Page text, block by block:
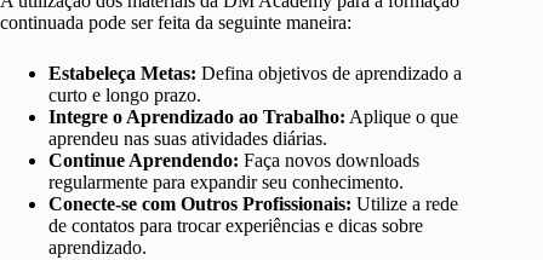
continuada pode ser feita da seguinte maneira:
Estabeleça Metas: Defina objetivos de aprendizado a
curto e longo prazo.
Integre o Aprendizado ao Trabalho: Aplique o que
aprendeu nas suas atividades diárias.
Continue Aprendendo: Faça novos downloads
regularmente para expandir seu conhecimento.
Conecte-se com Outros Profissionais: Utilize a rede
de contatos para trocar experiências e dicas sobre
aprendizado.